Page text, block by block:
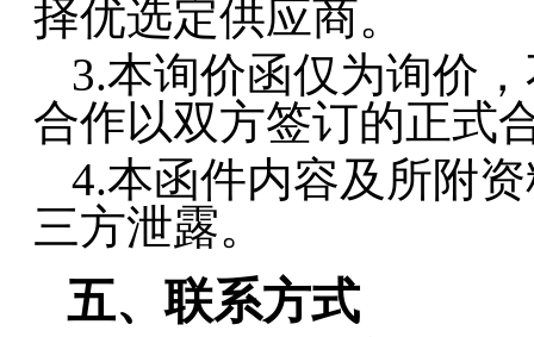
择优选定供应商。
3.本询价函仅为询价
合作以双方签订的正式
4.本函件内容及所附
三方泄露。
五、联系方式